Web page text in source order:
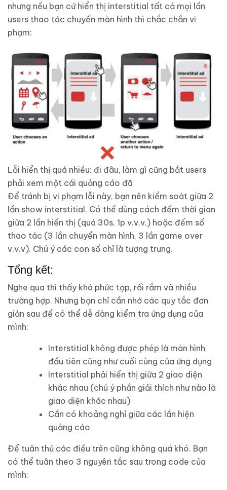
nhưng nếu bạn cứ hiển thị interstitial tất cả mọi lần
users thao tác chuyển màn hình thì chắc chắn vi
phạm:
Lỗi hiển thị quá nhiều: đi đâu, làm gì cũng bắt users
phải xem một cái quảng cáo đã
Để tránh bị vi phạm lỗi này, bạn nên kiểm soát giữa 2
lần show interstitial. Có thể dùng cách đếm thời gian
giữa 2 lần hiển thị (quá 30s, 1p v.v.v.) hoặc đếm số
thao tác (3 lần chuyển màn hình, 3 lần game over
v.v.v). Chú ý các con số chỉ là tượng trưng.
Tổng kết:
Nghe qua thì thấy khá phức tạp, rối rắm và nhiều
trường hợp. Nhưng bạn chỉ cần nhớ các quy tắc đơn
giản sau để có thể dễ dàng kiểm tra ứng dụng của
mình:
Interstitial không được phép là màn hình
đầu tiên cũng như cuối cùng của ứng dụng
Interstitial phải hiển thị giữa 2 giao diện
khác nhau (chú ý phần giải thích như nào là
giao diện khác nhau)
Cần có khoảng nghỉ giữa các lần hiện
quảng cáo
Để tuân thủ các điều trên cũng không quá khó. Bạn
có thể tuân theo 3 nguyên tắc sau trong code của
mình: